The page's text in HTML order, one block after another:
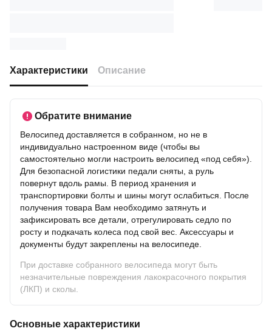
Характеристики Описание
Обратите внимание
Велосипед доставляется в собранном, но не в
индивидуально настроенном виде (чтобы вы
самостоятельно могли настроить велосипед «под себя»).
Для безопасной логистики педали сняты, а руль
повернут вдоль рамы. В период хранения и
транспортировки болты и шины могут ослабиться. После
получения товара Вам необходимо затянуть и
зафиксировать все детали, отрегулировать седло по
росту и подкачать колеса под свой вес. Аксессуары и
документы будут закреплены на велосипеде.
При доставке собранного велосипеда могут быть
незначительные повреждения лакокрасочного покрытия
(ЛКП) и сколы.
Основные характеристики